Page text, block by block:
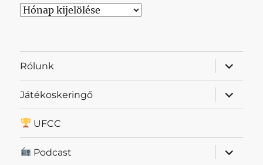
Archívum
Rólunk
almenü
Játékoskeringő
almenü
UFCC
Podcast
almenü